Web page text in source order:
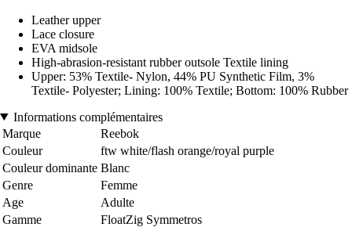
Leather upper
Lace closure
EVA midsole
High-abrasion-resistant rubber outsole Textile lining
Upper: 53% Textile- Nylon, 44% PU Synthetic Film, 3%
Textile- Polyester; Lining: 100% Textile; Bottom: 100% Rubber
Informations complémentaires
Marque
Reebok
Couleur
ftw white/flash orange/royal purple
Couleur dominante Blanc
Genre
Femme
Age
Adulte
Gamme
FloatZig Symmetros